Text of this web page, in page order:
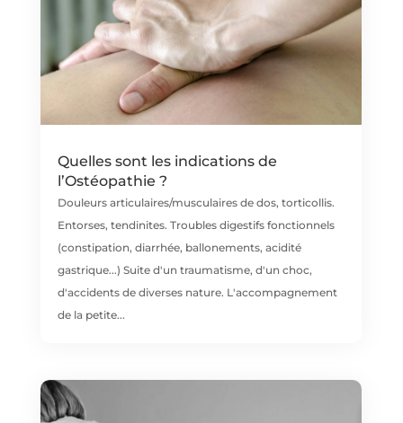
Quelles sont les indications de
l’Ostéopathie ?
Douleurs articulaires/musculaires de dos, torticollis.
Entorses, tendinites. Troubles digestifs fonctionnels
(constipation, diarrhée, ballonements, acidité
gastrique...) Suite d'un traumatisme, d'un choc,
d'accidents de diverses nature. L'accompagnement
de la petite...